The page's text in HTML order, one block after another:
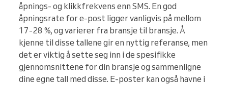
åpnings- og klikkfrekvens enn SMS. En god
åpningsrate for e-post ligger vanligvis på mellom
17-28 %, og varierer fra bransje til bransje. Å
kjenne til disse tallene gir en nyttig referanse, men
det er viktig å sette seg inn i de spesifikke
gjennomsnittene for din bransje og sammenligne
dine egne tall med disse. E-poster kan også havne i